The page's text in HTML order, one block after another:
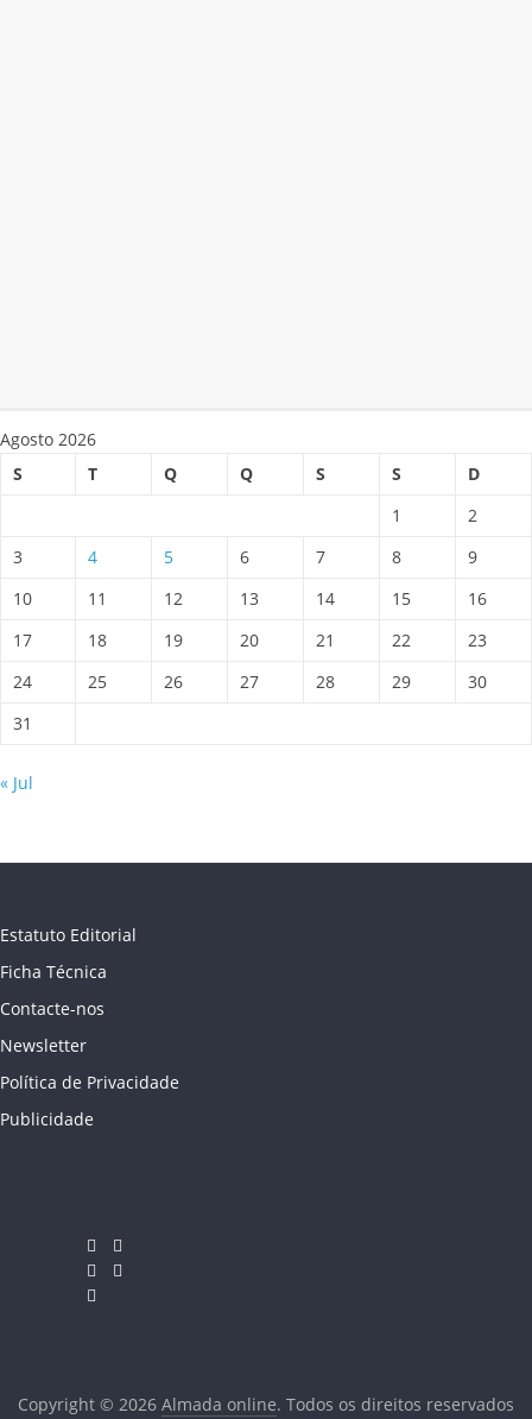
Agosto 2026
S
T Q Q S S
D
1
2
3
4 5 6 7 8
9
10
11 12 13 14 15
16
17
18 19 20 21 22
23
24
25 26 27 28 29
30
31
« Jul
Estatuto Editorial
Ficha Técnica
Contacte-nos
Newsletter
Política de Privacidade
Publicidade
Copyright © 2026 Almada online. Todos os direitos reservados